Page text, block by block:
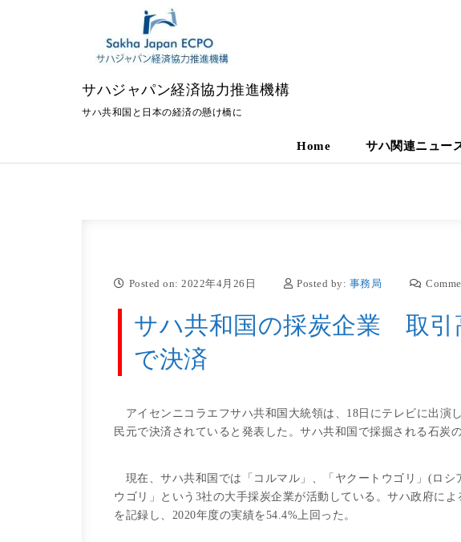
サハジャパン経済協力推進機構
サハ共和国と日本の経済の懸け橋に
Home サハ関連ニュー
Posted on: 2022年4月26日 Posted by: 事務局
サハ共和国の採炭企業 取引
で決済
アイセンニコラエフサハ共和国大統領は、18日にテレビに出演
民元で決済されていると発表した。サハ共和国で採掘される石炭
現在、サハ共和国では「コルマル」、「ヤクートウゴリ」(ロ
ウゴリ」という3社の大手採炭企業が活動している。サハ政府に
を記録し、2020年度の実績を54.4%上回った。